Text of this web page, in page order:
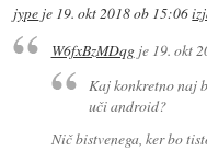
jype je 19. okt 2018 ob 15:06
W6fxBzMDqgje 19. okt
Kaj konkretno naj
uči android?
Nič bistvenega, ker bo